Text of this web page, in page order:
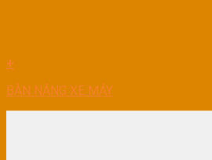
+
BÀN NÂNG XE MÁY